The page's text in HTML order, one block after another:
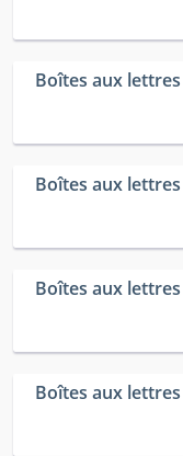
Boîtes aux
Boîtes aux
Boîtes aux
Boîtes aux